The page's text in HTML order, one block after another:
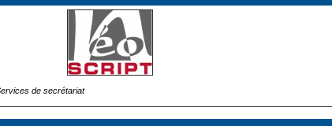
de secrétariat